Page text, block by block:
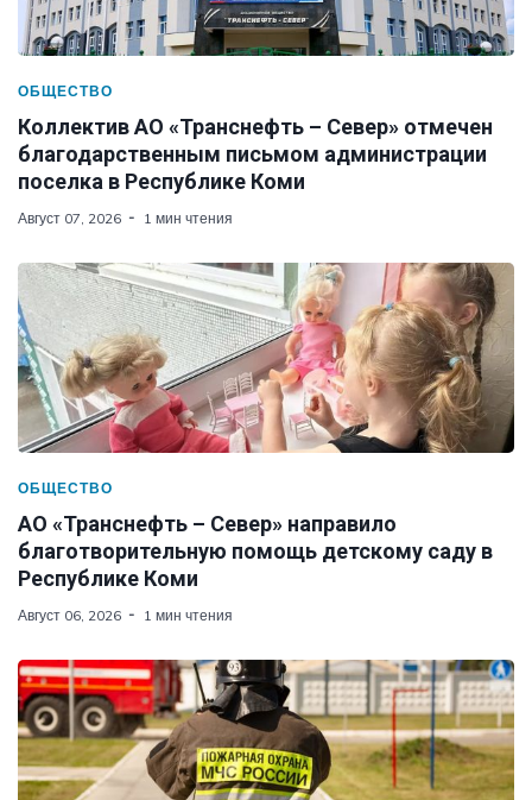
ОБЩЕСТВО
Коллектив АО «Транснефть – Север» отмечен
благодарственным письмом администрации
поселка в Республике Коми
Август 07, 2026 1 мин чтения
ОБЩЕСТВО
АО «Транснефть – Север» направило
благотворительную помощь детскому саду в
Республике Коми
Август 06, 2026 1 мин чтения